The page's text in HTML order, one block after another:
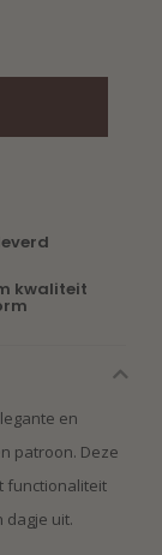
kwaliteit
en
patroon. Deze
functionaliteit
dagje uit.